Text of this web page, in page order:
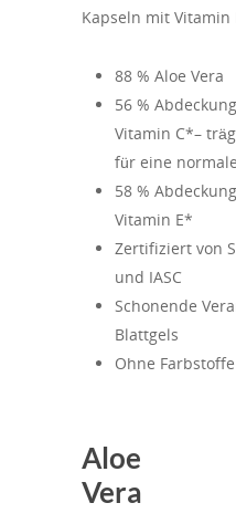
Kapseln mit Vitamin
88 % Aloe Vera
56 %
Vitamin C*–
für eine
58 %
Vitamin E*
Zertifiziert von
und IASC
Schonende
Blattgels
Ohne Farbstoffe
Aloe
Vera